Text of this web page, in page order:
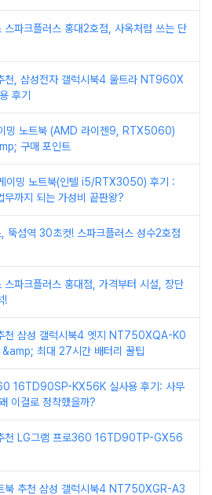
스파크플러스 홍대2호점, 사옥처럼 쓰는 단
천, 삼성전자 갤럭시북4 울트라 NT960X
후기
밍 노트북 (AMD 라이젠9, RTX5060)
구매 포인트
이밍 노트북(인텔 i5/RTX3050) 후기 :
무까지 되는 가성비 끝판왕?
뚝섬역 30초컷! 스파크플러스 성수2호점
스파크플러스 홍대점, 가격부터 시설, 장단
!
천 삼성 갤럭시북4 엣지 NT750XQA-K0
최대 27시간 배터리 꿀팁
16TD90SP-KX56K 실사용 후기: 사무
이걸로 정착했을까?
천 LG그램 프로360 16TD90TP-GX56
북 추천 삼성 갤럭시북4 NT750XGR-A3